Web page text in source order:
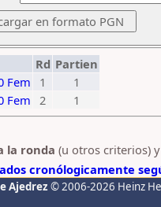
Rd Partien
Fem 1
1
Fem 2
1
la ronda (u otros criterios)
cronólogicamente
Ajedrez © 2006-2026 Heinz